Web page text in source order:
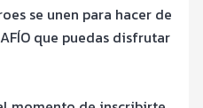
se unen para hacer de
que puedas disfrutar